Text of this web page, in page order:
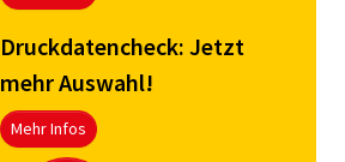
Druck­da­ten­check: Jetzt
mehr Aus­wahl!
Mehr Infos